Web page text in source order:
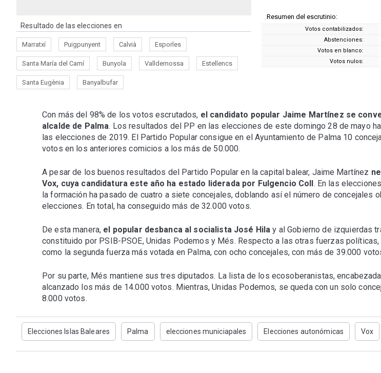
Resultado de las elecciones en
Marratxí Puigpunyent Calvià Esporles
Santa María del Camí Bunyola Valldemossa Estellencs
Santa Eugènia Banyalbufar
CPERB
Resumen del escrutinio:
Votos contabilizados:
Abstenciones:
Votos en blanco:
Votos nulos:
Con más del 98% de los votos escrutados, el candidato popular Jaime Martínez se
alcalde de Palma. Los resultados del PP en las elecciones de este domingo 28 de mayo
las elecciones de 2019. El Partido Popular consigue en el Ayuntamiento de Palma 10
votos en los anteriores comicios a los más de 50.000.
A pesar de los buenos resultados del Partido Popular en la capital balear, Jaime Martínez
Vox, cuya candidatura este año ha estado liderada por Fulgencio Coll. En las
la formación ha pasado de cuatro a siete concejales, doblando así el número de concejales
elecciones. En total, ha conseguido más de 32.000 votos.
De esta manera, el popular desbanca al socialista José Hila y al Gobierno de izquierdas
constituido por PSIB-PSOE, Unidas Podemos y Més. Respecto a las otras fuerzas
como la segunda fuerza más votada en Palma, con ocho concejales, con más de 39.000
Por su parte, Més mantiene sus tres diputados. La lista de los ecosoberanistas,
alcanzado los más de 14.000 votos. Mientras, Unidas Podemos, se queda con un solo
8.000 votos.
Elecciones Islas Baleares Palma elecciones municiapales Elecciones autonómicas Vox